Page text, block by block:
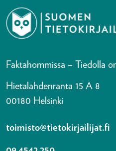
Faktahommissa – Tiedolla
Hietalahdenranta 15 A 8
00180 Helsinki
toimisto@tietokirjailijat.fi